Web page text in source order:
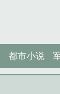
都市小说